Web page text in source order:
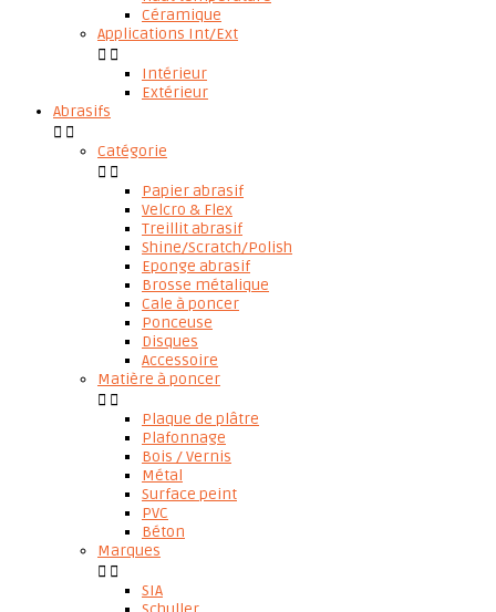
Céramique
Applications Int/Ext
 
Intérieur
Extérieur
Abrasifs
 
Catégorie
 
Papier abrasif
Velcro & Flex
Treillit abrasif
Shine/Scratch/Polish
Eponge abrasif
Brosse métalique
Cale à poncer
Ponceuse
Disques
Accessoire
Matière à poncer
 
Plaque de plâtre
Plafonnage
Bois / Vernis
Métal
Surface peint
PVC
Béton
Marques
 
SIA